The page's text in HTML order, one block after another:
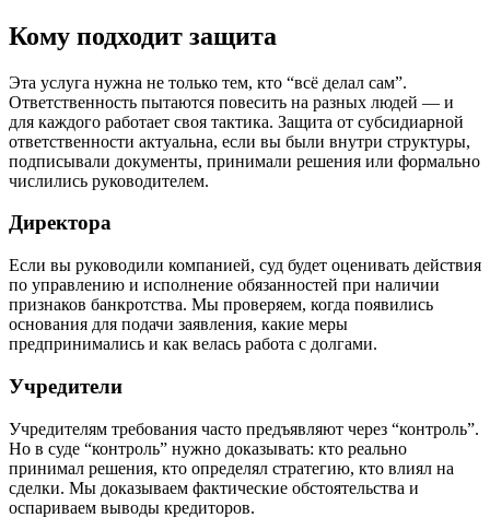
Кому подходит защита
Эта услуга нужна не только тем, кто “всё делал сам”.
Ответственность пытаются повесить на разных людей — и
для каждого работает своя тактика. Защита от субсидиарной
ответственности актуальна, если вы были внутри структуры,
подписывали документы, принимали решения или формально
числились руководителем.
Директора
Если вы руководили компанией, суд будет оценивать действия
по управлению и исполнение обязанностей при наличии
признаков банкротства. Мы проверяем, когда появились
основания для подачи заявления, какие меры
предпринимались и как велась работа с долгами.
Учредители
Учредителям требования часто предъявляют через “контроль”.
Но в суде “контроль” нужно доказывать: кто реально
принимал решения, кто определял стратегию, кто влиял на
сделки. Мы доказываем фактические обстоятельства и
оспариваем выводы кредиторов.